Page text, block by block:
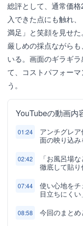
総評として、通常価
入できた点にも触れ
満足」と笑顔を見せ
厳しめの採点ながら
いる。画面のギラギ
て、コストパフォー
う。
YouTubeの動画内
01:24
アンチグレ
面の映り込
02:42
「お風呂場
徹底して貼
07:44
使い心地を
目立ちにくい
08:58 今回のまと